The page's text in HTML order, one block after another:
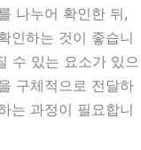
나누어 확인한 뒤,
인하는 것이 좋습니
수 있는 요소가 있으
구체적으로 전달하
는 과정이 필요합니